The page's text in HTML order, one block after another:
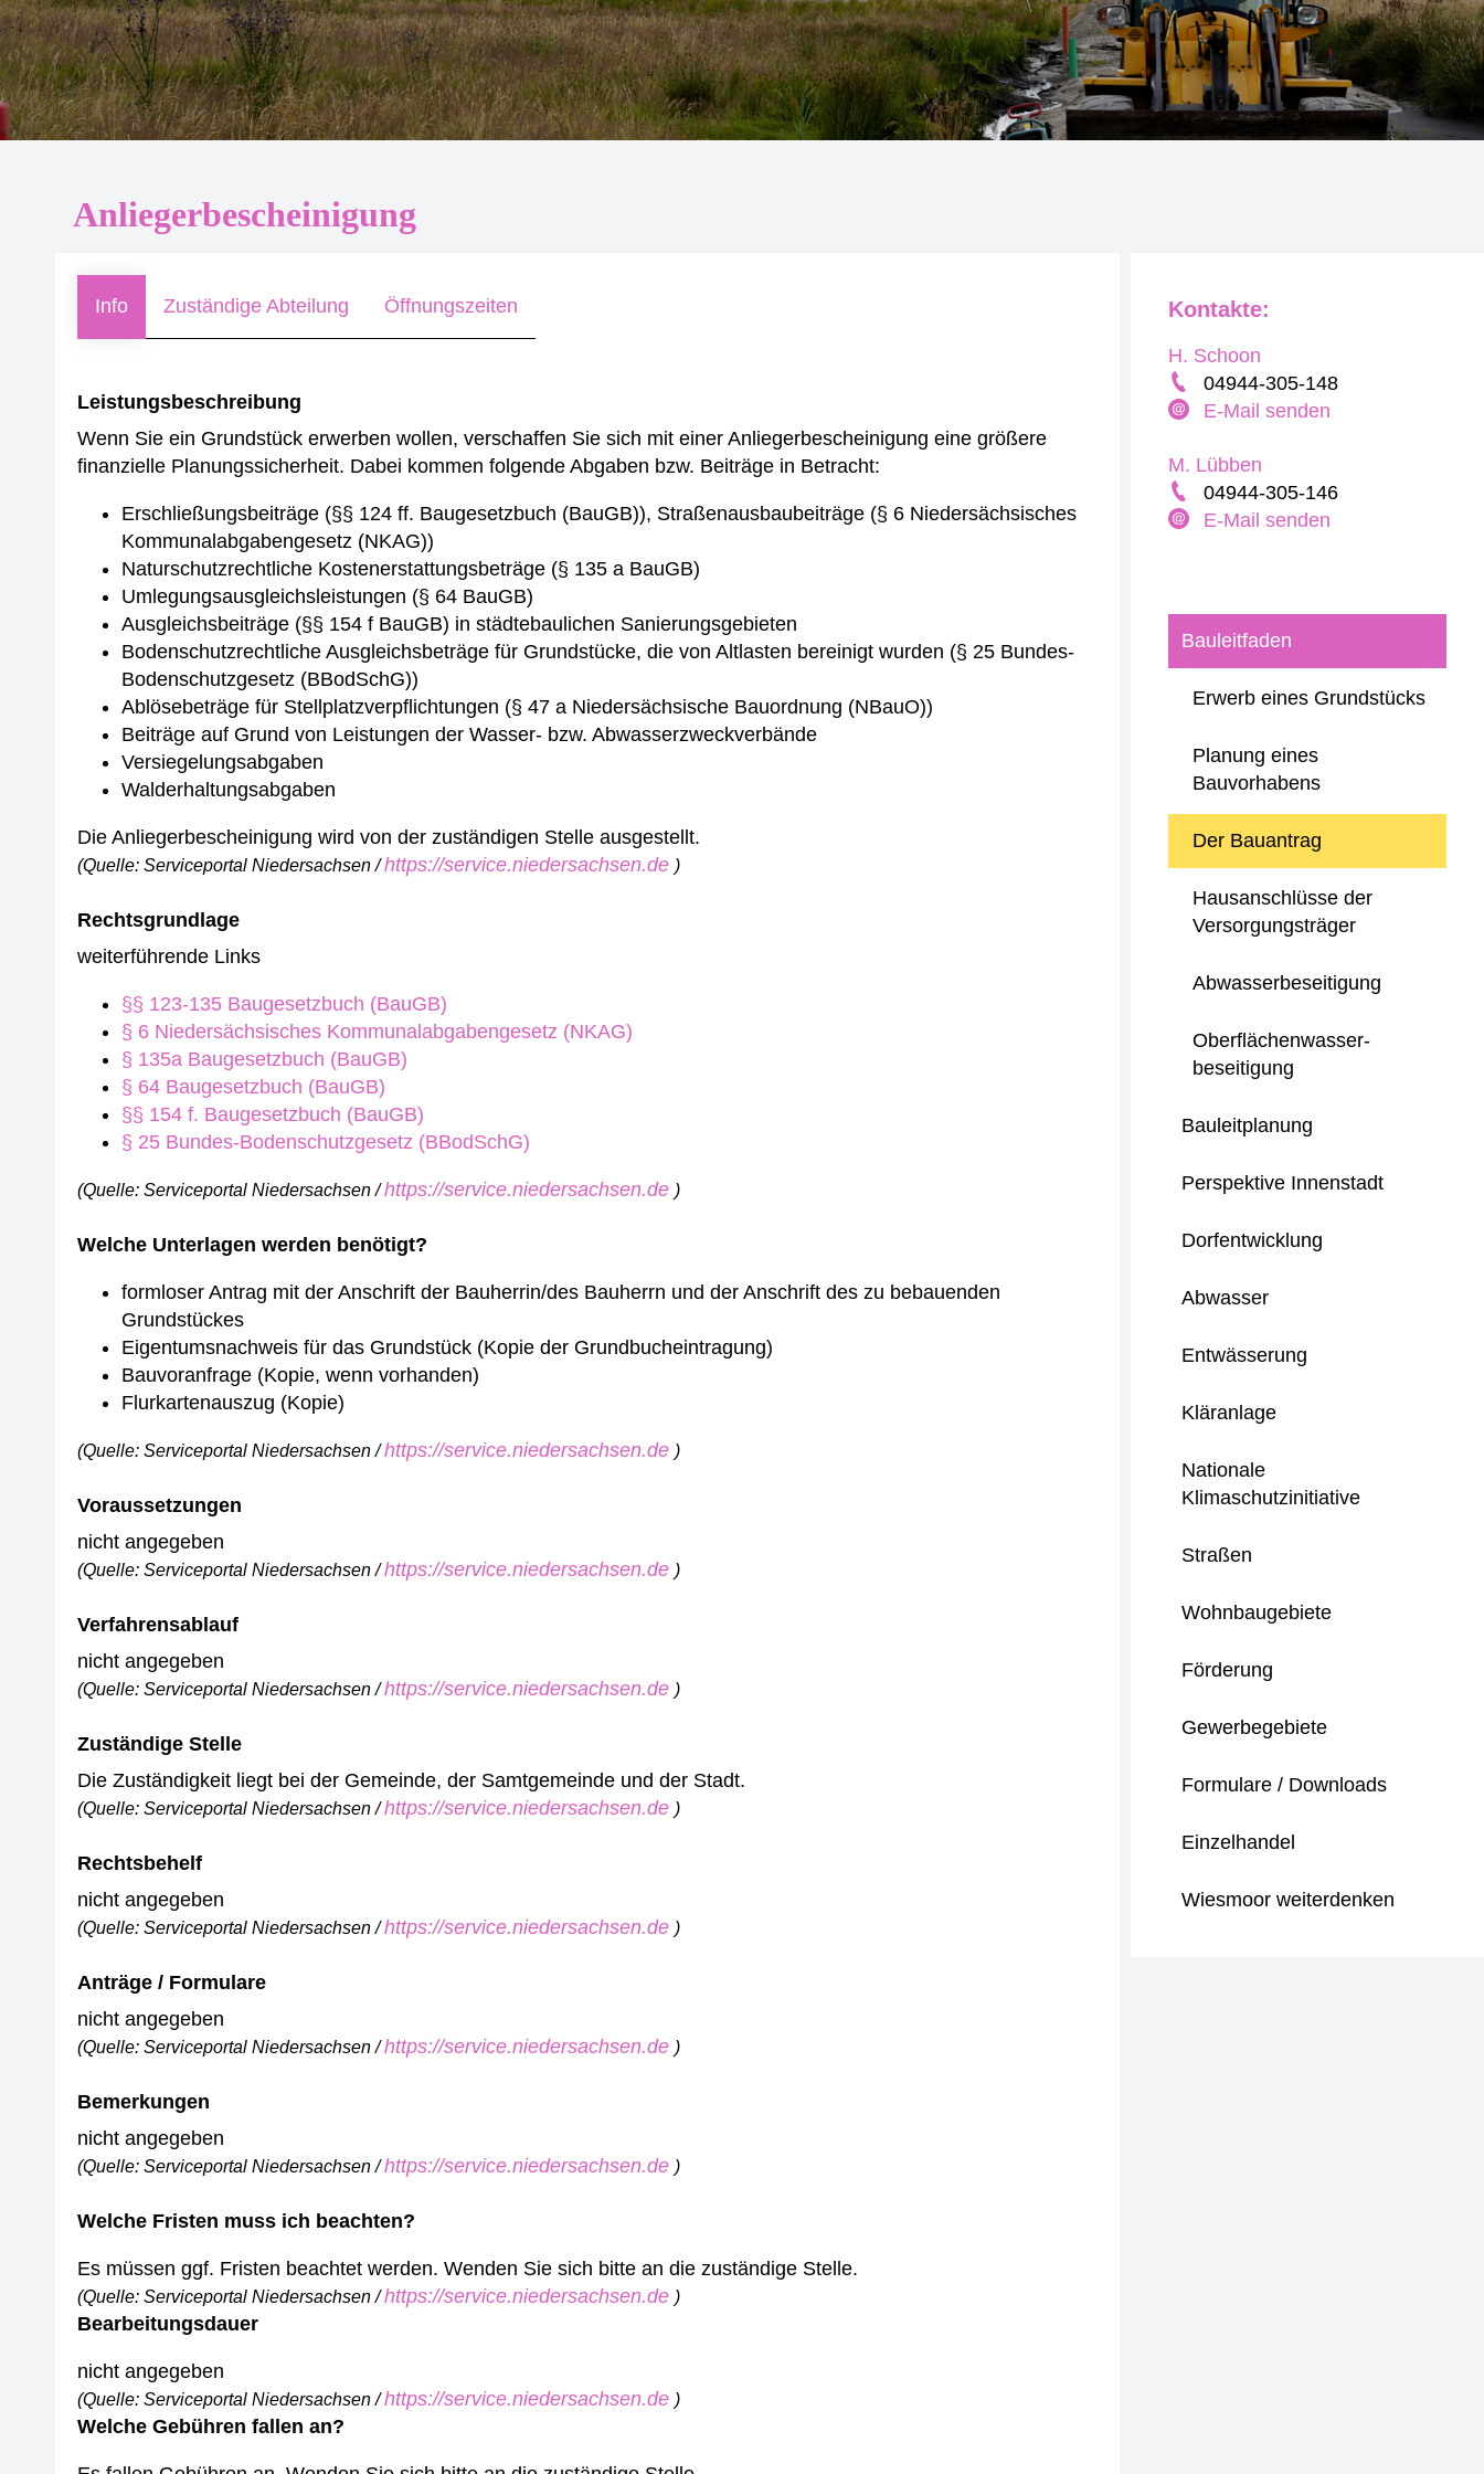
Anliegerbescheinigung
Info Zuständige Abteilung Öffnungszeiten
Leistungsbeschreibung
Wenn Sie ein Grundstück erwerben wollen, verschaffen Sie sich mit einer Anliegerbescheinigung eine größere
finanzielle Planungssicherheit. Dabei kommen folgende Abgaben bzw. Beiträge in Betracht:
Erschließungsbeiträge (§§ 124 ff. Baugesetzbuch (BauGB)), Straßenausbaubeiträge (§ 6 Niedersächsisches
Kommunalabgabengesetz (NKAG))
Naturschutzrechtliche Kostenerstattungsbeträge (§ 135 a BauGB)
Umlegungsausgleichsleistungen (§ 64 BauGB)
Ausgleichsbeiträge (§§ 154 f BauGB) in städtebaulichen Sanierungsgebieten
Bodenschutzrechtliche Ausgleichsbeträge für Grundstücke, die von Altlasten bereinigt wurden (§ 25 Bundes-
Bodenschutzgesetz (BBodSchG))
Ablösebeträge für Stellplatzverpflichtungen (§ 47 a Niedersächsische Bauordnung (NBauO))
Beiträge auf Grund von Leistungen der Wasser- bzw. Abwasserzweckverbände
Versiegelungsabgaben
Walderhaltungsabgaben
Die Anliegerbescheinigung wird von der zuständigen Stelle ausgestellt.
(Quelle: Serviceportal Niedersachsen /https://service.niedersachsen.de )
Rechtsgrundlage
weiterführende Links
§§ 123-135 Baugesetzbuch (BauGB)
§ 6 Niedersächsisches Kommunalabgabengesetz (NKAG)
§ 135a Baugesetzbuch (BauGB)
§ 64 Baugesetzbuch (BauGB)
§§ 154 f. Baugesetzbuch (BauGB)
§ 25 Bundes-Bodenschutzgesetz (BBodSchG)
(Quelle: Serviceportal Niedersachsen /https://service.niedersachsen.de )
Welche Unterlagen werden benötigt?
formloser Antrag mit der Anschrift der Bauherrin/des Bauherrn und der Anschrift des zu bebauenden
Grundstückes
Eigentumsnachweis für das Grundstück (Kopie der Grundbucheintragung)
Bauvoranfrage (Kopie, wenn vorhanden)
Flurkartenauszug (Kopie)
(Quelle: Serviceportal Niedersachsen /https://service.niedersachsen.de )
Voraussetzungen
nicht angegeben
(Quelle: Serviceportal Niedersachsen /https://service.niedersachsen.de )
Verfahrensablauf
nicht angegeben
(Quelle: Serviceportal Niedersachsen /https://service.niedersachsen.de )
Zuständige Stelle
Die Zuständigkeit liegt bei der Gemeinde, der Samtgemeinde und der Stadt.
(Quelle: Serviceportal Niedersachsen /https://service.niedersachsen.de )
Rechtsbehelf
nicht angegeben
(Quelle: Serviceportal Niedersachsen /https://service.niedersachsen.de )
Anträge / Formulare
nicht angegeben
(Quelle: Serviceportal Niedersachsen /https://service.niedersachsen.de )
Bemerkungen
nicht angegeben
(Quelle: Serviceportal Niedersachsen /https://service.niedersachsen.de )
Welche Fristen muss ich beachten?
Es müssen ggf. Fristen beachtet werden. Wenden Sie sich bitte an die zuständige Stelle.
(Quelle: Serviceportal Niedersachsen /https://service.niedersachsen.de )
Bearbeitungsdauer
nicht angegeben
(Quelle: Serviceportal Niedersachsen /https://service.niedersachsen.de )
Welche Gebühren fallen an?
Bauleitfaden
Erwerb eines Grundstücks
Planung eines
Bauvorhabens
Der Bauantrag
Hausanschlüsse der
Versorgungsträger
Abwasserbeseitigung
Oberflächenwasser-
beseitigung
Bauleitplanung
Perspektive Innenstadt
Dorfentwicklung
Abwasser
Entwässerung
Kläranlage
Nationale
Klimaschutzinitiative
Straßen
Wohnbaugebiete
Förderung
Gewerbegebiete
Formulare / Downloads
Einzelhandel
Wiesmoor weiterdenken
Kontakte:
H. Schoon
04944-305-148
E-Mail senden
M. Lübben
04944-305-146
E-Mail senden